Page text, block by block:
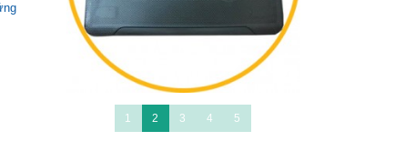
1 2 3 4 5